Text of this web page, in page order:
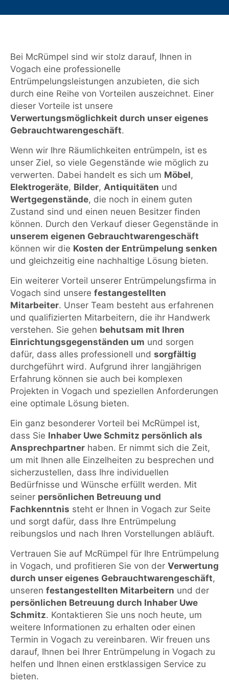
Bei McRümpel sind wir stolz darauf, Ihnen in
Vogach eine professionelle
Entrümpelungsleistungen anzubieten, die sich
durch eine Reihe von Vorteilen auszeichnet. Einer
dieser Vorteile ist unsere
Verwertungsmöglichkeit durch unser eigenes
Gebrauchtwarengeschäft.
Wenn wir Ihre Räumlichkeiten entrümpeln, ist es
unser Ziel, so viele Gegenstände wie möglich zu
verwerten. Dabei handelt es sich um Möbel,
Elektrogeräte, Bilder, Antiquitäten und
Wertgegenstände, die noch in einem guten
Zustand sind und einen neuen Besitzer finden
können. Durch den Verkauf dieser Gegenstände in
unserem eigenen Gebrauchtwarengeschäft
können wir die Kosten der Entrümpelung senken
und gleichzeitig eine nachhaltige Lösung bieten.
Ein weiterer Vorteil unserer Entrümpelungsfirma in
Vogach sind unsere festangestellten
Mitarbeiter. Unser Team besteht aus erfahrenen
und qualifizierten Mitarbeitern, die ihr Handwerk
verstehen. Sie gehen behutsam mit Ihren
Einrichtungsgegenständen um und sorgen
dafür, dass alles professionell und sorgfältig
durchgeführt wird. Aufgrund ihrer langjährigen
Erfahrung können sie auch bei komplexen
Projekten in Vogach und speziellen Anforderungen
eine optimale Lösung bieten.
Ein ganz besonderer Vorteil bei McRümpel ist,
dass Sie Inhaber Uwe Schmitz persönlich als
Ansprechpartner haben. Er nimmt sich die Zeit,
um mit Ihnen alle Einzelheiten zu besprechen und
sicherzustellen, dass Ihre individuellen
Bedürfnisse und Wünsche erfüllt werden. Mit
seiner persönlichen Betreuung und
Fachkenntnis steht er Ihnen in Vogach zur Seite
und sorgt dafür, dass Ihre Entrümpelung
reibungslos und nach Ihren Vorstellungen abläuft.
Vertrauen Sie auf McRümpel für Ihre Entrümpelung
in Vogach, und profitieren Sie von der Verwertung
durch unser eigenes Gebrauchtwarengeschäft,
unseren festangestellten Mitarbeitern und der
persönlichen Betreuung durch Inhaber Uwe
Schmitz. Kontaktieren Sie uns noch heute, um
weitere Informationen zu erhalten oder einen
Termin in Vogach zu vereinbaren. Wir freuen uns
darauf, Ihnen bei Ihrer Entrümpelung in Vogach zu
helfen und Ihnen einen erstklassigen Service zu
bieten.